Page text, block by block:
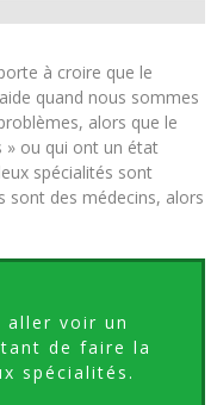
à croire que le
quand nous sommes
alors que le
» ou qui ont un état
spécialités sont
sont des médecins, alors
aller voir un
de faire la
spécialités.